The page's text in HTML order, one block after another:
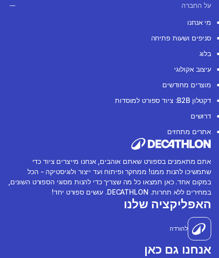
על החברה
מי אנחנו
סניפים ושעות פתיחה
בלוג
עיצוב אקולוגי
מוצרים מחודשים
דקטלון B2B: ציוד ספורט למוסדות
דרושים
אתרים מתחזים
אתם מתאמנים בספורט שאתם אוהבים, אנחנו מייצרים ציוד כדי
שתמשיכו להנות ממנו! ממחקר ופיתוח ועד ייצור ולוגיסטיקה - הכל
במקום אחד. כאן תמצאו כל מה שצריך כדי להנות מסוגי הספורט השונים,
במחירים ללא תחרות. DECATHLON. עושים ספורט יחד!
האפליקציה שלנו
להורדה
אנחנו גם כאן